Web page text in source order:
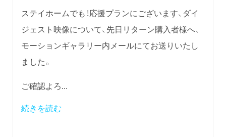
ステイホームでも！応援プランにございます、ダイ
ジェスト映像について、先日リターン購入者様へ、
モーションギャラリー内メールにてお送りいたし
ました。
ご確認よろ...
続きを読む